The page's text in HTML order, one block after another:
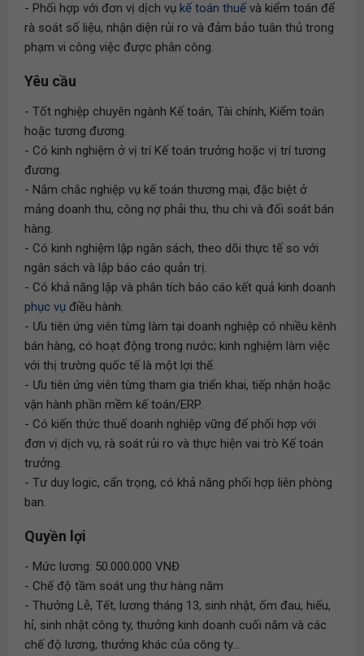
- Phối hợp với đơn vị dịch vụ kế toán thuế và kiểm toán để
rà soát số liệu, nhận diện rủi ro và đảm bảo tuân thủ trong
phạm vi công việc được phân công.
Yêu cầu
- Tốt nghiệp chuyên ngành Kế toán, Tài chính, Kiểm toán
hoặc tương đương.
- Có kinh nghiệm ở vị trí Kế toán trưởng hoặc vị trí tương
đương.
- Nắm chắc nghiệp vụ kế toán thương mại, đặc biệt ở
mảng doanh thu, công nợ phải thu, thu chi và đối soát bán
hàng.
- Có kinh nghiệm lập ngân sách, theo dõi thực tế so với
ngân sách và lập báo cáo quản trị.
- Có khả năng lập và phân tích báo cáo kết quả kinh doanh
phục vụ điều hành.
- Ưu tiên ứng viên từng làm tại doanh nghiệp có nhiều kênh
bán hàng, có hoạt động trong nước; kinh nghiệm làm việc
với thị trường quốc tế là một lợi thế.
- Ưu tiên ứng viên từng tham gia triển khai, tiếp nhận hoặc
vận hành phần mềm kế toán/ERP.
- Có kiến thức thuế doanh nghiệp vững để phối hợp với
đơn vị dịch vụ, rà soát rủi ro và thực hiện vai trò Kế toán
trưởng.
- Tư duy logic, cẩn trọng, có khả năng phối hợp liên phòng
ban.
Quyền lợi
- Mức lương: 50.000.000 VNĐ
- Chế độ tầm soát ung thư hàng năm
- Thưởng Lễ, Tết, lương tháng 13, sinh nhật, ốm đau, hiếu,
hỉ, sinh nhật công ty, thưởng kinh doanh cuối năm và các
chế độ lương, thưởng khác của công ty...